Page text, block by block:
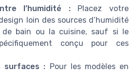
l’humidité :Placez votre
loin des sources d’humidité
de bain ou la cuisine, sauf si le
conçu pour ces
surfaces : Pour les modèles en